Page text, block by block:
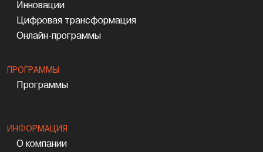
Инновации
Цифровая трансформация
Онлайн-программы
ПРОГРАММЫ
Программы
ИНФОРМАЦИЯ
О компании